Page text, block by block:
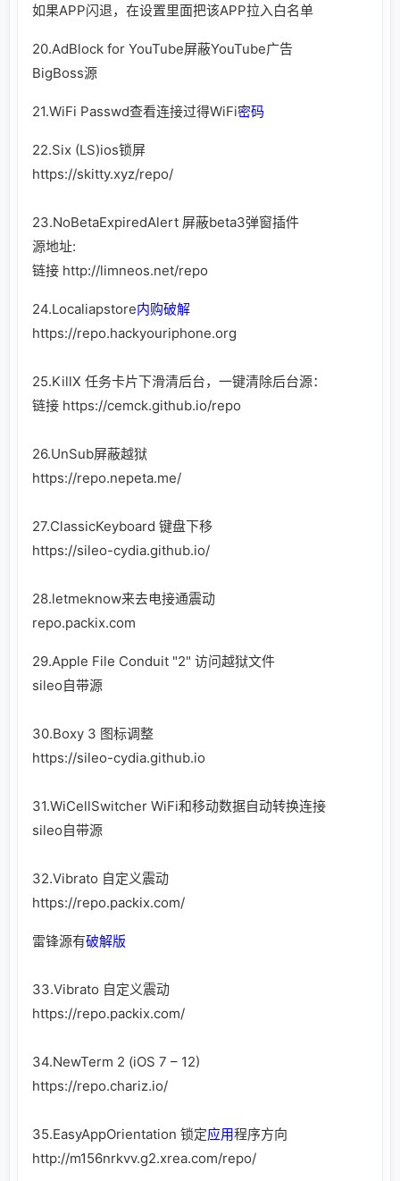
如果APP闪退，在设置里面把该APP拉入白名单
20.AdBlock for YouTube屏蔽YouTube广告
BigBoss源
21.WiFi Passwd查看连接过得WiFi密码
22.Six (LS)ios锁屏
https://skitty.xyz/repo/
23.NoBetaExpiredAlert 屏蔽beta3弹窗插件
源地址:
链接 http://limneos.net/repo
24.Localiapstore内购破解
https://repo.hackyouriphone.org
25.KillX 任务卡片下滑清后台，一键清除后台源：
链接 https://cemck.github.io/repo
26.UnSub屏蔽越狱
https://repo.nepeta.me/
27.ClassicKeyboard 键盘下移
https://sileo-cydia.github.io/
28.letmeknow来去电接通震动
repo.packix.com
29.Apple File Conduit "2" 访问越狱文件
sileo自带源
30.Boxy 3 图标调整
https://sileo-cydia.github.io
31.WiCellSwitcher WiFi和移动数据自动转换连接
sileo自带源
32.Vibrato 自定义震动
https://repo.packix.com/
雷锋源有破解版
33.Vibrato 自定义震动
https://repo.packix.com/
34.NewTerm 2 (iOS 7 – 12)
https://repo.chariz.io/
35.EasyAppOrientation 锁定应用程序方向
http://m156nrkvv.g2.xrea.com/repo/